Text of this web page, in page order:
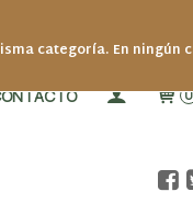
categoría. En ningún
0